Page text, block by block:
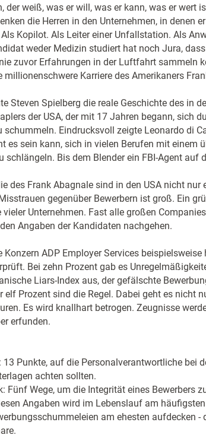
der weiß, was er will, was er kann, was er wert
die Herren in den Unternehmen, in denen
Kopilot. Als Leiter einer Unfallstation. Als
weder Medizin studiert hat noch Jura,
zuvor Erfahrungen in der Luftfahrt sammeln
millionenschwere Karriere des Amerikaners
Steven Spielberg die reale Geschichte des in
der USA, der mit 17 Jahren begann, sich
Eindrucksvoll zeigte Leonardo di
es sein kann, sich in vielen Berufen mit einem
schlängeln. Bis dem Blender ein FBI-Agent auf
des Frank Abagnale sind in den USA nicht nur
gegenüber Bewerbern ist groß. Ein
vieler Unternehmen. Fast alle großen
Angaben der Kandidaten nachgehen.
Konzern ADP Employer Services
Bei zehn Prozent gab es
Liars-Index aus, der gefälschte
elf Prozent sind die Regel. Dabei geht es nicht
Es wird knallhart betrogen. Zeugnisse
erfunden.
13 Punkte, auf die Personalverantwortliche bei
achten sollten.
Fünf Wege, um die Integrität eines Bewerbers
Angaben wird im Lebenslauf am
am ehesten aufdecken -